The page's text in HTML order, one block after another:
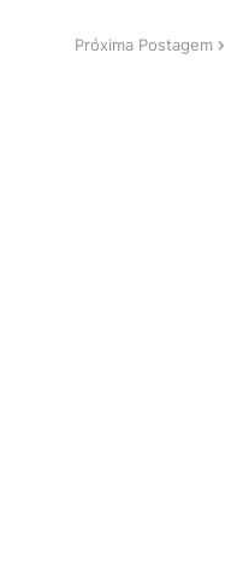
Próxima Postagem